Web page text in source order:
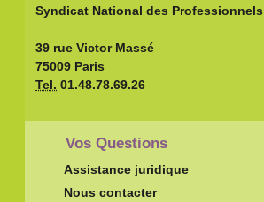
Syndicat National des
39 rue Victor Massé
75009 Paris
Tel. 01.48.78.69.26
Vos Questions
Assistance juridique
Nous contacter